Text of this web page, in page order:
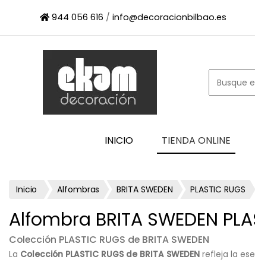
944 056 616 / info@decoracionbilbao.es
INICIO TIENDA ONLINE
INICIO
SHOWROOM
ESCAPARATES
CONTACTO
Inicio Alfombras BRITA SWEDEN PLASTIC RUGS
Alfombra BRITA SWEDEN
Colección PLASTIC RUGS de BRITA SWEDEN
La Colección PLASTIC RUGS de BRITA SWEDEN refleja la